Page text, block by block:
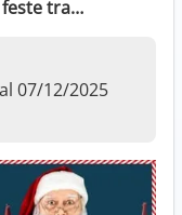
feste tra…
07/12/2025